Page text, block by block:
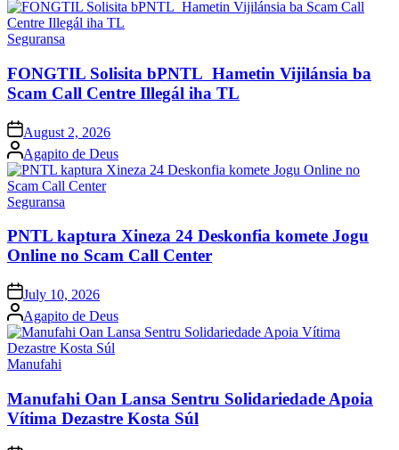
Posted
Seguransa
FONGTIL Solisita bPNTL Hametin Vijilánsia ba
Scam Call Centre Illegál iha TL
Posted
on
August 2, 2026
Posted
by
Agapito de Deus
Posted
Seguransa
PNTL kaptura Xineza 24 Deskonfia komete Jogu
Online no Scam Call Center
Posted
on
July 10, 2026
Posted
by
Agapito de Deus
Posted
Manufahi
Manufahi Oan Lansa Sentru Solidariedade Apoia
Vítima Dezastre Kosta Súl